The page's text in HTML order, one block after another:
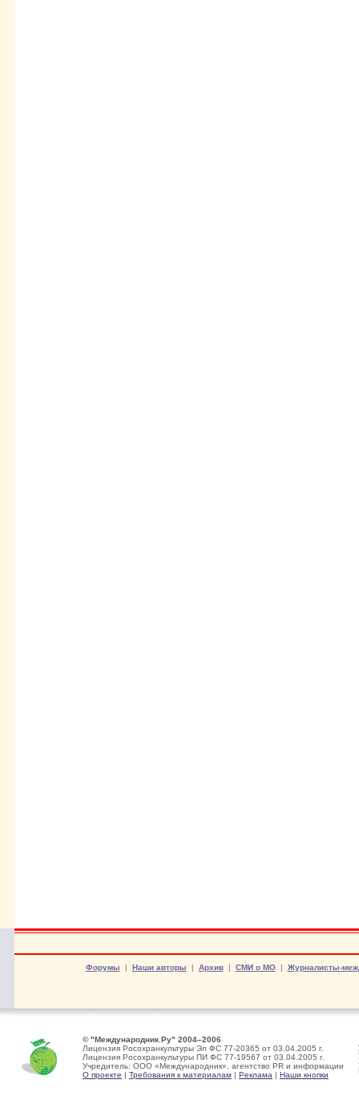
Форумы | Наши авторы | Архив| СМИ о МО| Журналисты-
© "Международник.Ру" 2004–2006
Лицензия Росохранкультуры Эл ФС 77-20365 от 03.04.2005 г.
Лицензия Росохранкультуры ПИ ФС 77-19567 от 03.04.2005 г.
Учредитель: ООО «Международник», агентство PR и информации
О проекте | Требования к материалам | Реклама | Наши кнопки